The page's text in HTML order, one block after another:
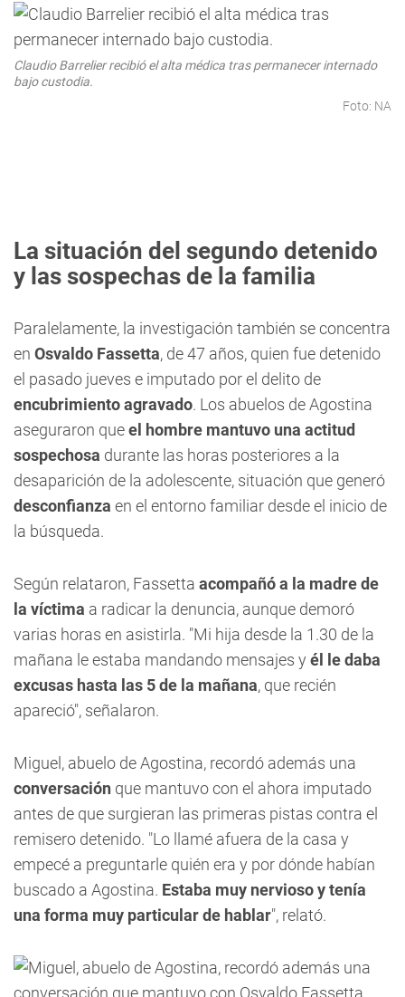
Claudio Barrelier recibió el alta médica tras permanecer internado
bajo custodia.
Foto: NA
La situación del segundo detenido
y las sospechas de la familia
Paralelamente, la investigación también se concentra
en Osvaldo Fassetta, de 47 años, quien fue detenido
el pasado jueves e imputado por el delito de
encubrimiento agravado. Los abuelos de Agostina
aseguraron queel hombre mantuvo una actitud
sospechosa durante las horas posteriores a la
desaparición de la adolescente, situación que generó
desconfianza en el entorno familiar desde el inicio de
la búsqueda.
Según relataron, Fassetta acompañó a la madre de
la víctima a radicar la denuncia, aunque demoró
varias horas en asistirla. "Mi hija desde la 1.30 de la
mañana le estaba mandando mensajes y él le daba
excusas hasta las 5 de la mañana, que recién
apareció", señalaron.
Miguel, abuelo de Agostina, recordó además una
conversación que mantuvo con el ahora imputado
antes de que surgieran las primeras pistas contra el
remisero detenido. "Lo llamé afuera de la casa y
empecé a preguntarle quién era y por dónde habían
buscado a Agostina. Estaba muy nervioso y tenía
una forma muy particular de hablar", relató.